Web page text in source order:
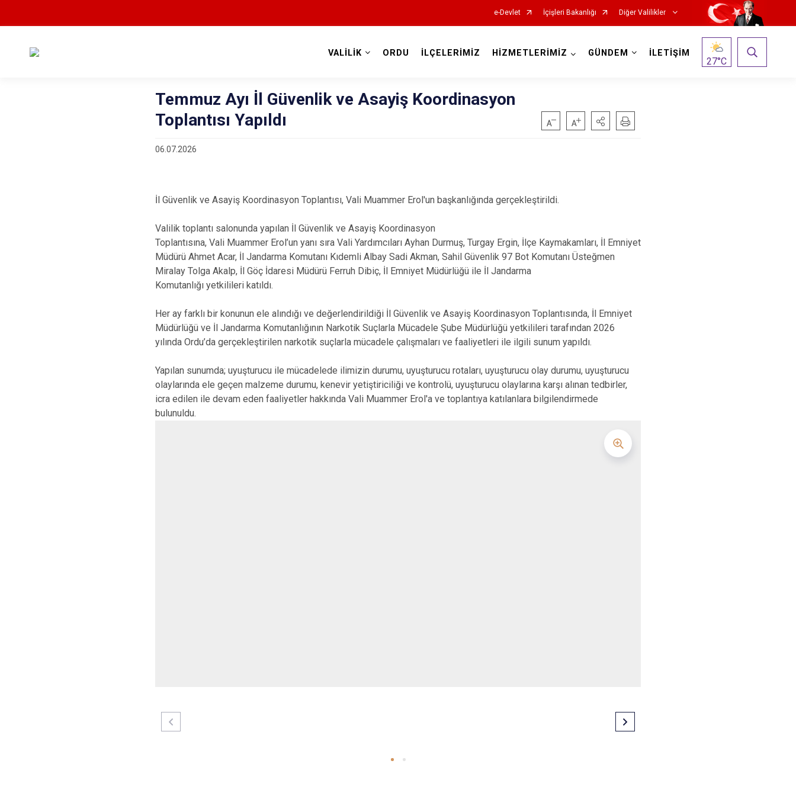
e-Devlet İçişleri Bakanlığı Diğer Valilikler
VALİLİK ORDU İLÇELERİMİZ HİZMETLERİMİZ GÜNDEM İLETİŞİM
27°C
Temmuz Ayı İl Güvenlik ve Asayiş Koordinasyon
Toplantısı Yapıldı
06.07.2026
İl Güvenlik ve Asayiş Koordinasyon Toplantısı, Vali Muammer Erol'un başkanlığında gerçekleştirildi.
Valilik toplantı salonunda yapılan İl Güvenlik ve Asayiş Koordinasyon
Toplantısına, Vali Muammer Erol’un yanı sıra Vali Yardımcıları Ayhan Durmuş, Turgay Ergin, İlçe Kaymakamları, İl Emniyet
Müdürü Ahmet Acar, İl Jandarma Komutanı Kıdemli Albay Sadi Akman, Sahil Güvenlik 97 Bot Komutanı Üsteğmen
Miralay Tolga Akalp, İl Göç İdaresi Müdürü Ferruh Dibiç, İl Emniyet Müdürlüğü ile İl Jandarma
Komutanlığı yetkilileri katıldı.
Her ay farklı bir konunun ele alındığı ve değerlendirildiği İl Güvenlik ve Asayiş Koordinasyon Toplantısında, İl Emniyet
Müdürlüğü ve İl Jandarma Komutanlığının Narkotik Suçlarla Mücadele Şube Müdürlüğü yetkilileri tarafından 2026
yılında Ordu’da gerçekleştirilen narkotik suçlarla mücadele çalışmaları ve faaliyetleri ile ilgili sunum yapıldı.
Yapılan sunumda; uyuşturucu ile mücadelede ilimizin durumu, uyuşturucu rotaları, uyuşturucu olay durumu, uyuşturucu
olaylarında ele geçen malzeme durumu, kenevir yetiştiriciliği ve kontrolü, uyuşturucu olaylarına karşı alınan tedbirler,
icra edilen ile devam eden faaliyetler hakkında Vali Muammer Erol'a ve toplantıya katılanlara bilgilendirmede
bulunuldu.